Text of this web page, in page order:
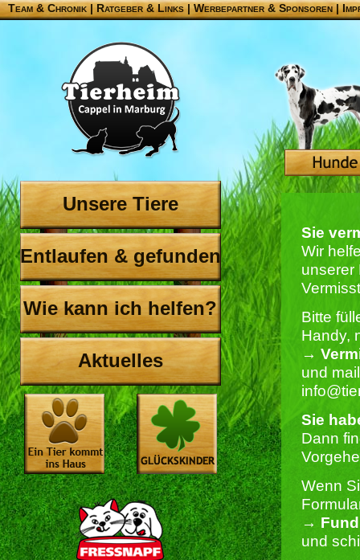
Team & Chronik |Ratgeber & Links|Werbepartner & Sponsoren|
Unsere Tiere
Entlaufen & gefunden
Wie kann ich helfen?
Aktuelles
Sie
Wir
unserer
Bitte
Handy,
→
und
Sie
Dann
Wenn
→
und